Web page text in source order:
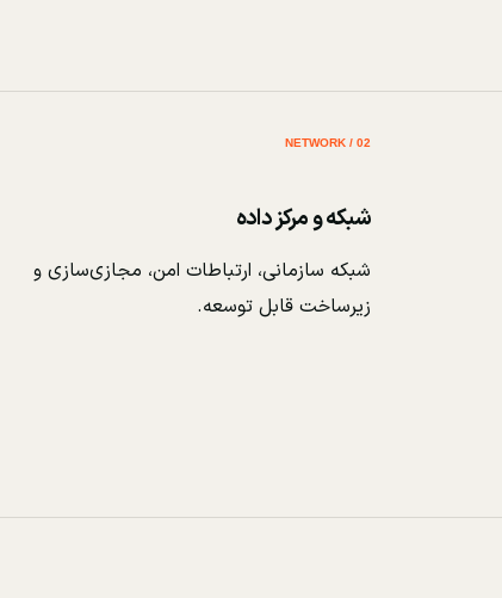
02 / NETWORK
شبکه و مرکز داده
شبکه سازمانی، ارتباطات امن، مجازی‌سازی و
زیرساخت قابل توسعه.